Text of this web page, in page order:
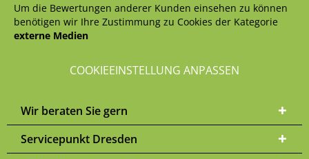
Um die Bewertungen anderer Kunden einsehen zu können
benötigen wir Ihre Zustimmung zu Cookies der Kategorie
externe Medien
COOKIEEINSTELLUNG ANPASSEN
Wir beraten Sie gern
Servicepunkt Dresden